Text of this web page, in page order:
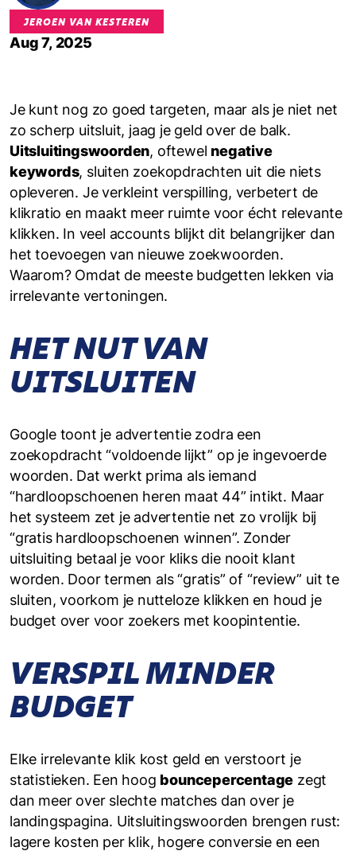
JEROEN VAN KESTEREN
Aug 7, 2025
Je kunt nog zo goed targeten, maar als je niet net
zo scherp uitsluit, jaag je geld over de balk.
Uitsluitings­woorden, oftewel negative
keywords, sluiten zoekopdrachten uit die niets
opleveren. Je verkleint verspilling, verbetert de
klikratio en maakt meer ruimte voor écht relevante
klikken. In veel accounts blijkt dit belangrijker dan
het toevoegen van nieuwe zoekwoorden.
Waarom? Omdat de meeste budgetten lekken via
irrelevante vertoningen.
HET NUT VAN
UITSLUITEN
Google toont je advertentie zodra een
zoekopdracht “voldoende lijkt” op je ingevoerde
woorden. Dat werkt prima als iemand
“hardloopschoenen heren maat 44” intikt. Maar
het systeem zet je advertentie net zo vrolijk bij
“gratis hardloopschoenen winnen”. Zonder
uitsluiting betaal je voor kliks die nooit klant
worden. Door termen als “gratis” of “review” uit te
sluiten, voorkom je nutteloze klikken en houd je
budget over voor zoekers met koopintentie.
VERSPIL MINDER
BUDGET
Elke irrelevante klik kost geld en verstoort je
statistieken. Een hoog bounce­percentage zegt
dan meer over slechte matches dan over je
landings­pagina. Uitsluitings­woorden brengen rust:
lagere kosten per klik, hogere conversie en een